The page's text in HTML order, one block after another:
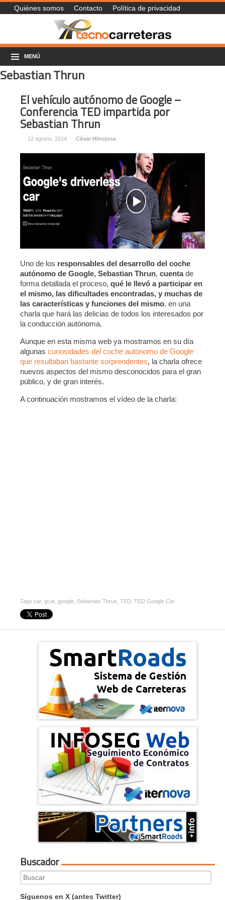
Quiénes somos Contacto Política de privacidad
MENÚ
Sebastian Thrun
El vehículo autónomo de Google –
Conferencia TED impartida por
Sebastian Thrun
12 agosto, 2014 César Hinojosa
Uno de los responsables del desarrollo del coche
autónomo de Google, Sebastian Thrun, cuentade
forma detallada el proceso, qué le llevó a participar en
el mismo, las dificultades encontradas, y muchas de
las características y funciones del mismo, en una
charla que hará las delicias de todos los interesados por
la conducción autónoma.
Aunque en esta misma web ya mostramos en su día
algunas curiosidades del coche autónomo de Google
que resultaban bastante sorprendentes, la charla ofrece
nuevos aspectos del mismo desconocidos para el gran
público, y de gran interés.
A continuación mostramos el vídeo de la charla:
Tags car, gcar, google Sebastian Thrun TED TED Google Car
Buscador
Search
for:
Síguenos en X (antes Twitter)